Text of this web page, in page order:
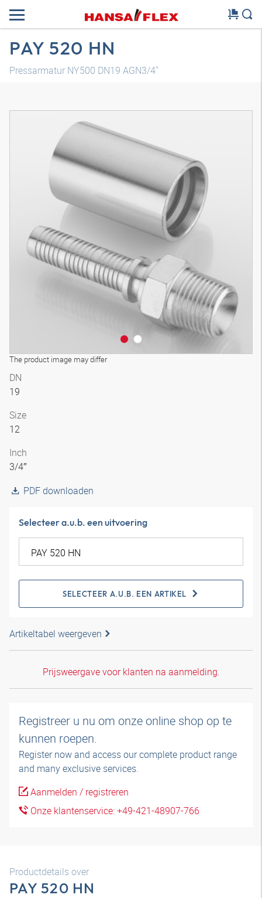
PAY 520 HN
Pressarmatur NY500 DN19 AGN3/4"
The product image may differ
DN
19
Size
12
Inch
3/4″
PDF downloaden
Selecteer a.u.b. een uitvoering
SELECTEER A.U.B. EEN ARTIKEL
Artikeltabel weergeven
Prijsweergave voor klanten na aanmelding.
Registreer u nu om onze online shop op te
kunnen roepen.
Register now and access our complete product range
and many exclusive services.
Aanmelden / registreren
Onze klantenservice: +49-421-48907-766
Productdetails over
PAY 520 HN